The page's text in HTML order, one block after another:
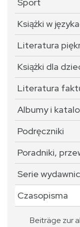
Sport
Książki w
Literatura
Książki dla
Literatura
Albumy i
Podręczniki
Poradniki,
Serie
Czasopisma
Beiträge zur